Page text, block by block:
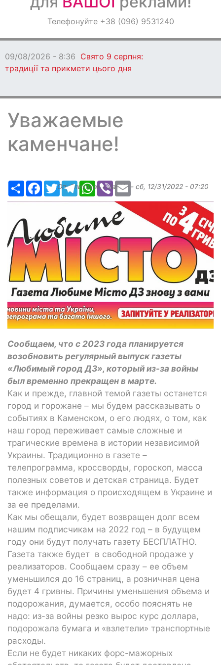
ОголошенняТелефонуйте +38 (096) 9531240
09/08/2026 - 8:36 Свято 9 серпня:
традиції та прикмети цього дня
Уважаемые
каменчане!
РесурсFacebook
TwitterTelegramWhatsApp
ViberEmail
Опубликованоslavkin - сб, 12/31/2022 - 07:20
Сообщаем, что с 2023 года планируется
возобновить регулярный выпуск газеты
«Любимый город ДЗ», который из-за войны
был временно прекращен в марте.
Как и прежде, главной темой газеты останется
город и горожане – мы будем рассказывать о
событиях в Каменском, о его людях, о том, как
наш город переживает самые сложные и
трагические времена в истории независимой
Украины. Традиционно в газете –
телепрограмма, кроссворды, гороскоп, масса
полезных советов и детская страница. Будет
также информация о происходящем в Украине и
за ее пределами.
Как мы обещали, будет возвращен долг всем
нашим подписчикам на 2022 год – в будущем
году они будут получать газету БЕСПЛАТНО.
Газета также будет в свободной продаже у
реализаторов. Сообщаем сразу – ее объем
уменьшился до 16 страниц, а розничная цена
будет 4 гривны. Причины уменьшения объема и
подорожания, думается, особо пояснять не
надо: из-за войны резко вырос курс доллара,
подорожала бумага и «взлетели» транспортные
расходы.
Если не будет никаких форс-мажорных